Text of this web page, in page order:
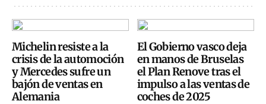
Michelin resiste a la
crisis de la automoción
y Mercedes sufre un
bajón de ventas en
Alemania
El Gobierno vasco deja
en manos de Bruselas
el Plan Renove tras el
impulso a las ventas de
coches de 2025